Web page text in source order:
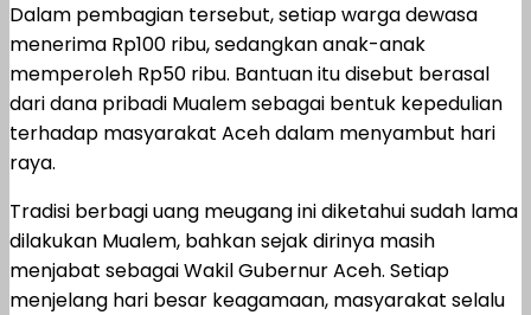
Dalam pembagian tersebut, setiap warga dewasa
menerima Rp100 ribu, sedangkan anak-anak
memperoleh Rp50 ribu. Bantuan itu disebut berasal
dari dana pribadi Mualem sebagai bentuk kepedulian
terhadap masyarakat Aceh dalam menyambut hari
raya.
Tradisi berbagi uang meugang ini diketahui sudah lama
dilakukan Mualem, bahkan sejak dirinya masih
menjabat sebagai Wakil Gubernur Aceh. Setiap
menjelang hari besar keagamaan, masyarakat selalu